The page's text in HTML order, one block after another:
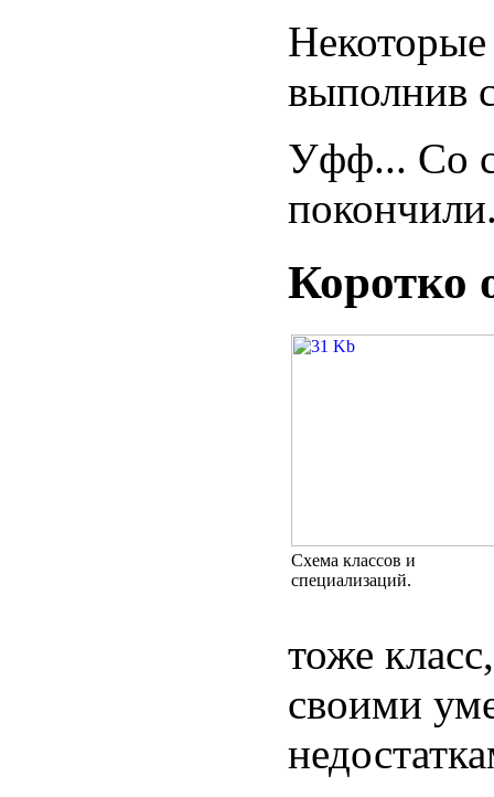
выполнив
Уфф... Со
Коротко
Схема классов и
специализаций.
тоже
своими